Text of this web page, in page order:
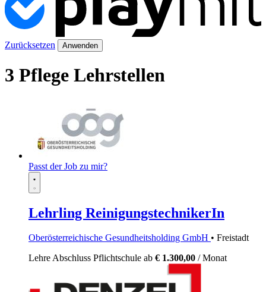
Zurücksetzen Anwenden
3 Pflege Lehrstellen
Passt der Job zu mir?
Lehrling ReinigungstechnikerIn
Oberösterreichische Gesundheitsholding GmbH • Freistadt
LehreAbschluss Pflichtschule ab € 1.300,00 / Monat